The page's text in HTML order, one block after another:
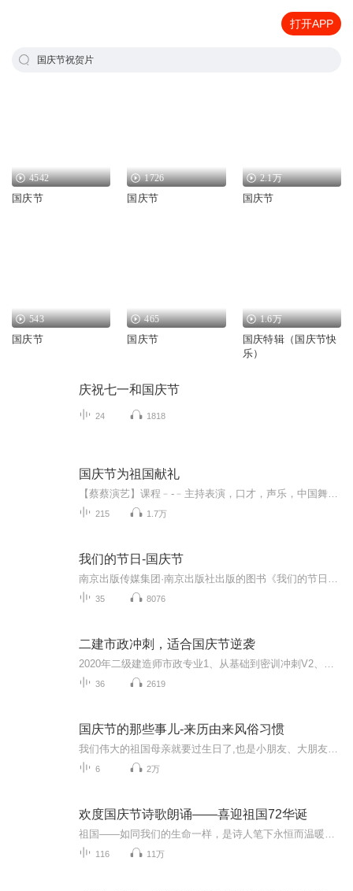
打开APP
国庆节祝贺片
4542
国庆节
1726
国庆节
2.1万
国庆节
543
国庆节
465
国庆节
1.6万
国庆特辑（国庆节快
乐）
庆祝七一和国庆节
24 1818
国庆节为祖国献礼
215 1.7万
我们的节日-国庆节
35 8076
二建市政冲刺，适合国庆节逆袭
36 2619
国庆节的那些事儿-来历由来风俗习惯
6 2万
欢度国庆节诗歌朗诵——喜迎祖国72华诞
116 11万